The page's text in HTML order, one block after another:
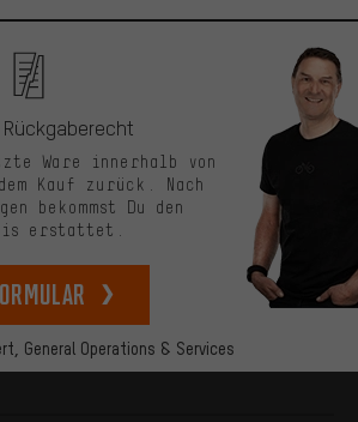
General Operations & Services
Rückgaberecht
Ware innerhalb von
Kauf zurück. Nach
bekommst Du den
erstattet.